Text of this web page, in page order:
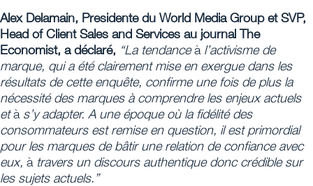
Alex Delamain, Presidente du World Media Group et SVP,
Head of Client Sales and Services au journal The
Economist, a déclaré, “La tendanceà l’activisme de
marque, qui a été clairement mise en exergue dans les
résultats de cette enquête, confirme une fois de plus la
nécessité des marques à comprendre les enjeux actuels
età s’y adapter. A une époque où la fidélité des
consommateurs est remise en question, il est primordial
pour les marques de bâtir une relation de confiance avec
eux, à travers un discours authentique donc crédible sur
les sujets actuels.”